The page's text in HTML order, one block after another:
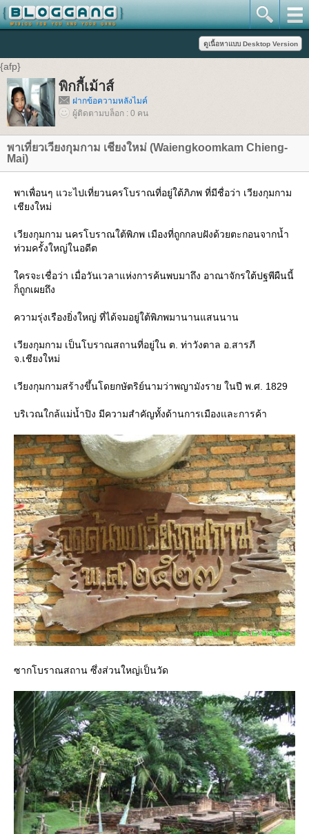
{afp}
พิกกี้เม้าส์
ฝากข้อความหลังไมค์
ผู้ติดตามบล็อก : 0 คน
พาเที่ยวเวียงกุมกาม เชียงใหม่ (Waiengkoomkam Chieng-
Mai)
พาเพื่อนๆ แวะไปเที่ยวนครโบราณที่อยู่ใต้ภิภพ ที่มีชื่อว่า เวียงกุมกาม
เชียงใหม่
เวียงกุมกาม นครโบราณใต้พิภพ เมืองที่ถูกกลบฝังด้วยตะกอนจากน้ำ
ท่วมครั้งใหญ่ในอดีต
ใครจะเชื่อว่า เมื่อวันเวลาแห่งการค้นพบมาถึง อาณาจักรใต้ปฐพีผืนนี้
ก็ถูกเผยถึง
ความรุ่งเรืองยิ่งใหญ่ ที่ได้จมอยู่ใต้พิภพมานานแสนนาน
เวียงกุมกาม เป็นโบราณสถานที่อยู่ใน ต. ท่าวังตาล อ.สารภี
จ.เชียงใหม่
เวียงกุมกามสร้างขึ้นโดยกษัตริย์นามว่าพญามังราย ในปี พ.ศ. 1829
บริเวณใกล้แม่น้ำปิง มีความสำคัญทั้งด้านการเมืองและการค้า
ซากโบราณสถาน ซึ่งส่วนใหญ่เป็นวัด